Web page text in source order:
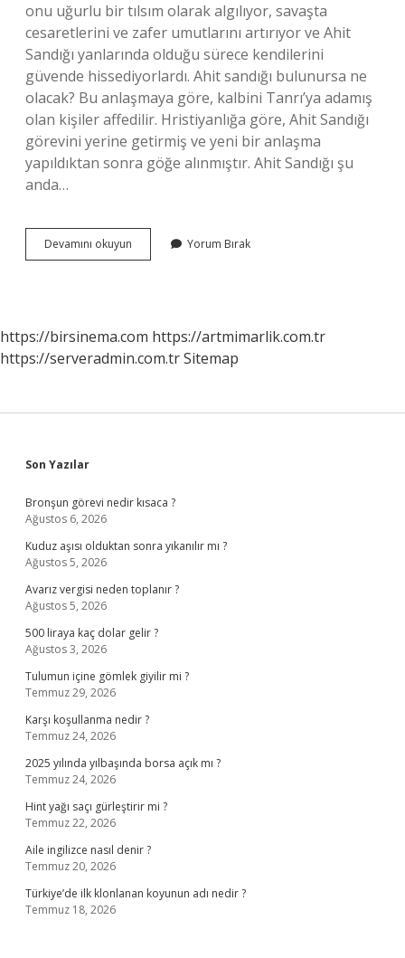
onu uğurlu bir tılsım olarak algılıyor, savaşta
cesaretlerini ve zafer umutlarını artırıyor ve Ahit
Sandığı yanlarında olduğu sürece kendilerini
güvende hissediyorlardı. Ahit sandığı bulunursa ne
olacak? Bu anlaşmaya göre, kalbini Tanrı’ya adamış
olan kişiler affedilir. Hristiyanlığa göre, Ahit Sandığı
görevini yerine getirmiş ve yeni bir anlaşma
yapıldıktan sonra göğe alınmıştır. Ahit Sandığı şu
anda…
Devamını okuyun
Sandığını
Yorum Bırak
https://birsinema.com https://artmimarlik.com.tr
https://serveradmin.com.trSitemap
Sidebar
Son Yazılar
Bronşun görevi nedir kısaca ?
Ağustos 6, 2026
Kuduz aşısı olduktan sonra yıkanılır mı ?
Ağustos 5, 2026
Avarız vergisi neden toplanır ?
Ağustos 5, 2026
500 liraya kaç dolar gelir ?
Ağustos 3, 2026
Tulumun içine gömlek giyilir mi ?
Temmuz 29, 2026
Karşı koşullanma nedir ?
Temmuz 24, 2026
2025 yılında yılbaşında borsa açık mı ?
Temmuz 24, 2026
Hint yağı saçı gürleştirir mi ?
Temmuz 22, 2026
Aile ingilizce nasıl denir ?
Temmuz 20, 2026
Türkiye’de ilk klonlanan koyunun adı nedir ?
Temmuz 18, 2026